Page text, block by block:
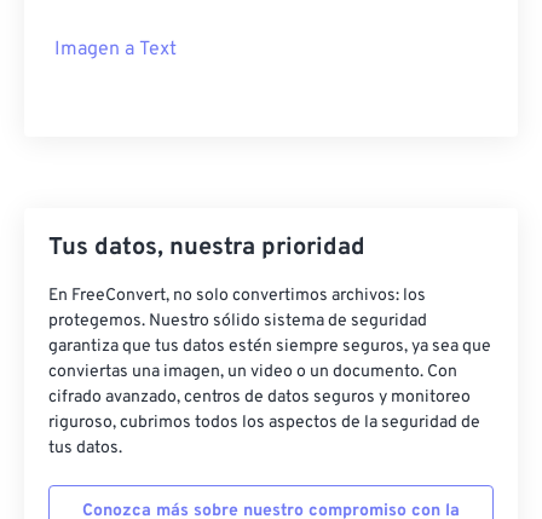
Imagen a Text
Tus datos, nuestra prioridad
En FreeConvert, no solo convertimos archivos: los
protegemos. Nuestro sólido sistema de seguridad
garantiza que tus datos estén siempre seguros, ya sea que
conviertas una imagen, un video o un documento. Con
cifrado avanzado, centros de datos seguros y monitoreo
riguroso, cubrimos todos los aspectos de la seguridad de
tus datos.
Conozca más sobre nuestro compromiso con la